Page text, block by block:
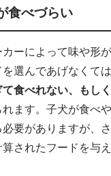
食べづらい
ーによって味や形
選んであげなくては
食べれない、もし
れます。子犬が食べ
要がありますが、
されたフードを与